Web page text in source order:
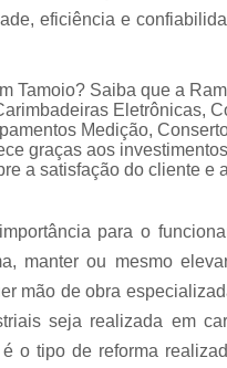
Conserto Inversores
Conserto Inversores
Cartão Entrada e
Conserto Ihm Fanuc
Painel de Operação
Conserto Ihm Siemens
Conserto Painel Lcd
eficiência e
Tamoio? Saiba que a
Eletrônicas,
Medição,
graças aos
a satisfação do cliente e
para o
manter ou mesmo
mão de obra
seja realizada em
o tipo de reforma